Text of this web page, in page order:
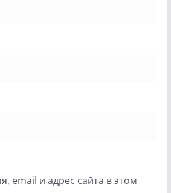
email и адрес сайта в этом